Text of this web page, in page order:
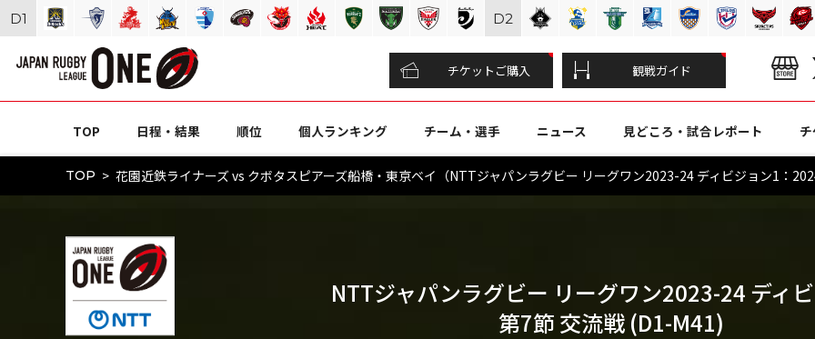
チケットご購入 観戦ガイド
TOP 日程・結果 順位 個人ランキング チーム・選手 ニュース 見どころ・試合レポート
TOP 花園近鉄ライナーズ vs クボタスピアーズ船橋・東京ベイ（NTTジャパンラグビー リーグワン2023-24 ディビジョン1：
NTTジャパンラグビー リーグワン2023-24 ディ
第7節 交流戦 (D1-M41)
D1 D2